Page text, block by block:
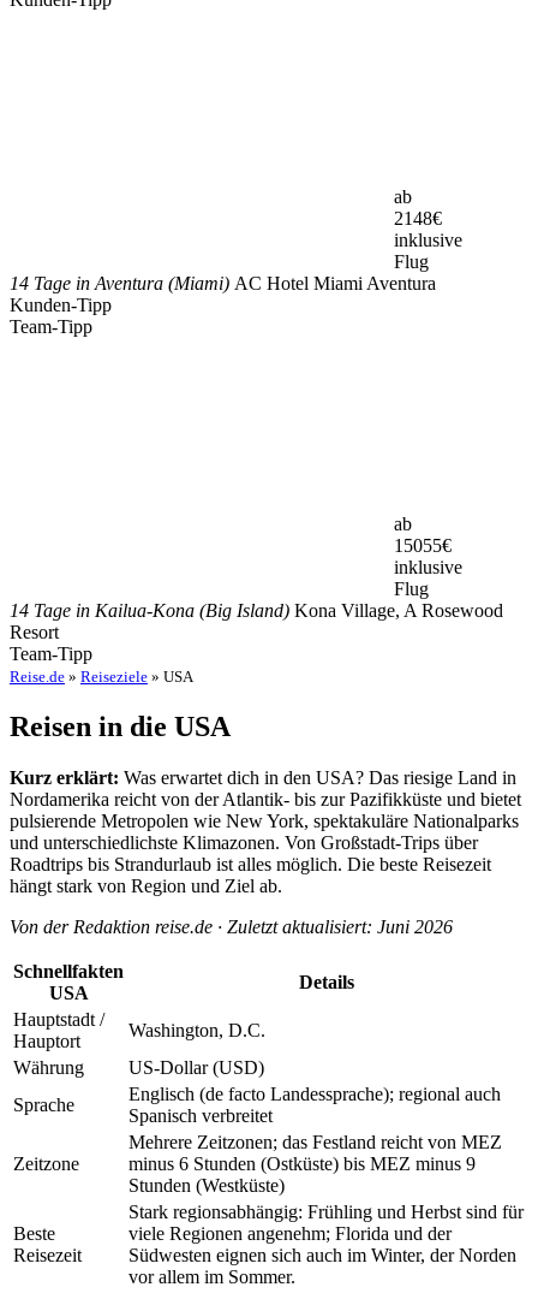
ab
2148€
inklusive
Flug
14 Tage in Aventura (Miami) AC Hotel Miami Aventura
Kunden-Tipp
Team-Tipp
ab
15055€
inklusive
Flug
14 Tage in Kailua-Kona (Big Island) Kona Village, A Rosewood
Resort
Team-Tipp
Reise.de » Reiseziele » USA
Reisen in die USA
Kurz erklärt: Was erwartet dich in den USA? Das riesige Land in
Nordamerika reicht von der Atlantik- bis zur Pazifikküste und bietet
pulsierende Metropolen wie New York, spektakuläre Nationalparks
und unterschiedlichste Klimazonen. Von Großstadt-Trips über
Roadtrips bis Strandurlaub ist alles möglich. Die beste Reisezeit
hängt stark von Region und Ziel ab.
Von der Redaktion reise.de · Zuletzt aktualisiert: Juni 2026
Schnellfakten
USA
Details
Hauptstadt /
Hauptort
Washington, D.C.
Währung
US-Dollar (USD)
Sprache
Englisch (de facto Landessprache); regional auch
Spanisch verbreitet
Zeitzone
Mehrere Zeitzonen; das Festland reicht von MEZ
minus 6 Stunden (Ostküste) bis MEZ minus 9
Stunden (Westküste)
Beste
Reisezeit
Stark regionsabhängig: Frühling und Herbst sind für
viele Regionen angenehm; Florida und der
Südwesten eignen sich auch im Winter, der Norden
vor allem im Sommer.